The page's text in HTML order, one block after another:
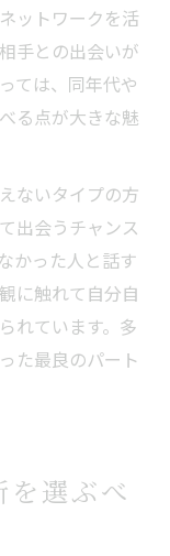
ットワークを活
手との出会いが
ては、同年代や
る点が大きな魅
ないタイプの方
出会うチャンス
かった人と話す
に触れて自分自
れています。多
た最良のパート
選ぶべ